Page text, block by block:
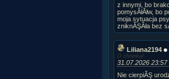
z innymi, bo
pomysÂłĂłw, bo
moja sytuacja
zniknĂŞÂła bez
Liliana2194
O choinka!
31.07.2026 23:57
Nie cierpiĂŞ